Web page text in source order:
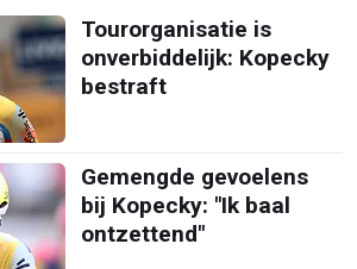
Tourorganisatie is
onverbiddelijk: Kopecky
bestraft
Gemengde gevoelens
bij Kopecky: "Ik baal
ontzettend"